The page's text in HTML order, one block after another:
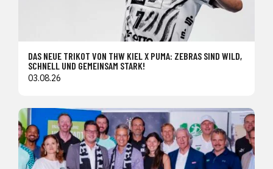
DAS NEUE TRIKOT VON THW KIEL X PUMA: ZEBRAS SIND WILD,
SCHNELL UND GEMEINSAM STARK!
03.08.26